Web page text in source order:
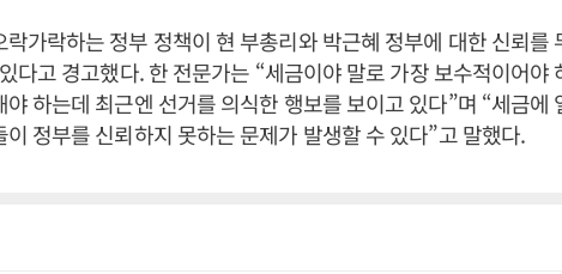
락가락하는 정부 정책이 현 부총리와 박근혜 정부에 대한 신뢰를
다고 경고했다. 한 전문가는 “세금이야 말로 가장 보수적이어야
야 하는데 최근엔 선거를 의식한 행보를 보이고 있다”며 “세금에
이 정부를 신뢰하지 못하는 문제가 발생할 수 있다”고 말했다.